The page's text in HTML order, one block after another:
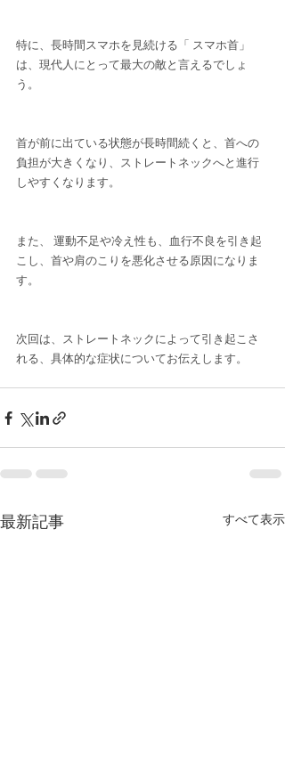
特に、長時間スマホを見続ける「 スマホ首」
は、現代人にとって最大の敵と言えるでしょ
う。
首が前に出ている状態が長時間続くと、首への
負担が大きくなり、ストレートネックへと進行
しやすくなります。
また、 運動不足や冷え性も、血行不良を引き起
こし、首や肩のこりを悪化させる原因になりま
す。
次回は、ストレートネックによって引き起こさ
れる、具体的な症状についてお伝えします。
最新記事 すべて表示